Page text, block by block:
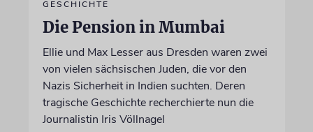
GESCHICHTE
Die Pension in Mumbai
Ellie und Max Lesser aus Dresden waren zwei
von vielen sächsischen Juden, die vor den
Nazis Sicherheit in Indien suchten. Deren
tragische Geschichte recherchierte nun die
Journalistin Iris Völlnagel